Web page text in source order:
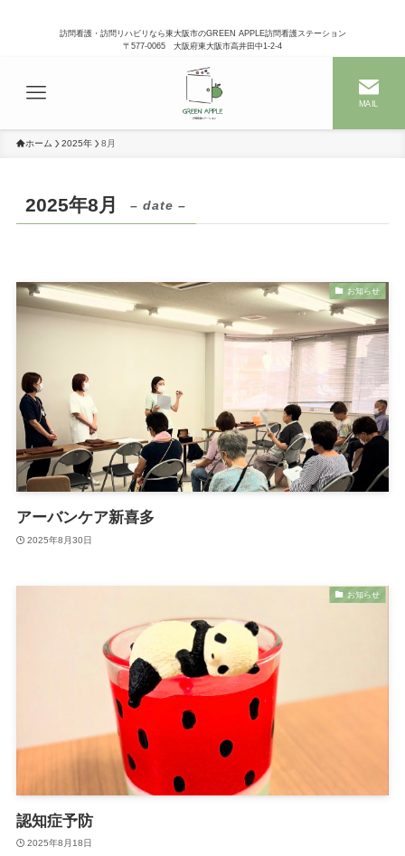
訪問看護・訪問リハビリなら東大阪市のGREEN APPLE訪問看護ステーション
〒577-0065 大阪府東大阪市高井田中1-2-4
MAIL
ホーム 2025年 8月
2025年8月 – date –
お知らせ
アーバンケア新喜多
2025年8月30日
お知らせ
認知症予防
2025年8月18日